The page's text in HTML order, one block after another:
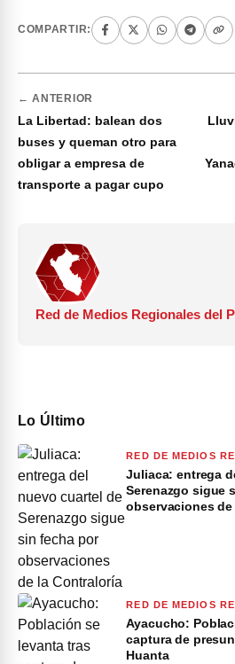
COMPARTIR:
← ANTERIOR
La Libertad: balean dos
buses y queman otro para
obligar a empresa de
transporte a pagar cupo
Red de Medios Regionales del
Lo Último
RED DE MEDIOS
Juliaca: entrega
Serenazgo sigue
observaciones
RED DE MEDIOS
Ayacucho:
captura de
Huanta